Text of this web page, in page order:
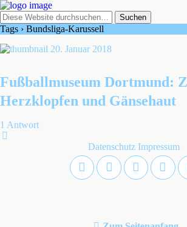
Tags › Bundsliga-Karussell
20. Januar 2018
Fußballmuseum Dortmund:
Herzklopfen und Gänsehaut
1 Antwort
Datenschutz Impressum